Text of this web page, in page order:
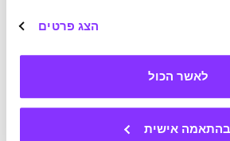
הצג פרטים
לאשר הכול
בהתאמה אישיתמהרעיונות שעלו ויעלו בהמשך: